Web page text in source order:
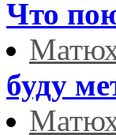
Что
буду